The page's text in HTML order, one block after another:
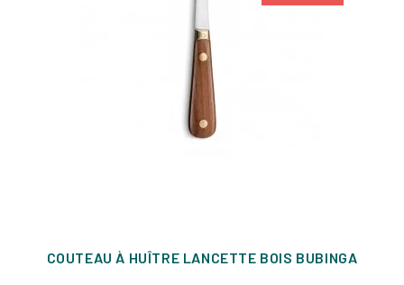
COUTEAU À HUÎTRE LANCETTE BOIS BUBINGA